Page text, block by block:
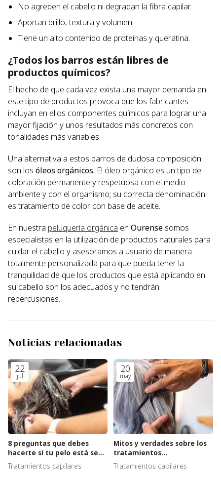
No agreden el cabello ni degradan la fibra capilar.
Aportan brillo, textura y volumen.
Tiene un alto contenido de proteínas y queratina.
¿Todos los barros están libres de
productos químicos?
El hecho de que cada vez exista una mayor demanda en
este tipo de productos provoca que los fabricantes
incluyan en ellos componentes químicos para lograr una
mayor fijación y unos resultados más concretos con
tonalidades más variables.
Una alternativa a estos barros de dudosa composición
son los óleos orgánicos. El óleo orgánico es un tipo de
coloración permanente y respetuosa con el medio
ambiente y con el organismo; su correcta denominación
es tratamiento de color con base de aceite.
En nuestra peluquería orgánica en Ourense somos
especialistas en la utilización de productos naturales para
cuidar el cabello y asesoramos a usuario de manera
totalmente personalizada para que pueda tener la
tranquilidad de que los productos que está aplicando en
su cabello son los adecuados y no tendrán
repercusiones.
Noticias relacionadas
22
jul
8 preguntas que debes
hacerte si tu pelo está seco
y sin vida
Tratamientos capilares
20
may
Mitos y verdades sobre los
tratamientos
antiencrespamiento
Tratamientos capilares